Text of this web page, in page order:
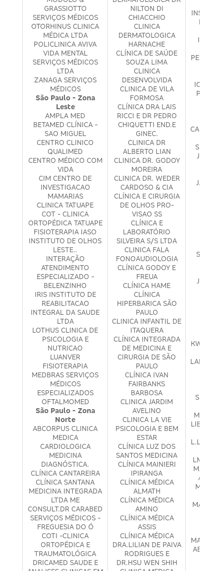
GRASSIOTTO
SERVIÇOS MÉDICOS
OTORHINUS CLINICA
MÉDICA LTDA
POLICLINICA AVIVA
VIDA MENTAL
SERVIÇOS MÉDICOS
LTDA
ZANAGA SERVIÇOS
MÉDICOS
São Paulo - Zona
Leste
AMPLA MED
BETAMED CLÍNICA -
SAO MIGUEL
CENTRO CLINICO
QUALIMED
CENTRO MÉDICO COM
VIDA
CIM CENTRO DE
INVESTIGACAO
MAMARIAS
CLINICA TATUAPE
COT - CLINICA
ORTOPÉDICA TATUAPE
FISIOTERAPIA IASO
INSTITUTO DE OLHOS
LESTE..
INTERAÇÃO
ATENDIMENTO
ESPECIALIZADO -
BELENZINHO
IRIS INSTITUTO DE
REABILITACAO
INTEGRAL DA SAUDE
LTDA
LOTHUS CLINICA DE
PSICOLOGIA E
NUTRICAO
LUANVER
FISIOTERAPIA
MEDBRAS SERVIÇOS
MÉDICOS
ESPECIALIZADOS
OFTALMOMED
São Paulo - Zona
Norte
ABCORPUS CLINICA
MEDICA
CARDIOLOGICA
MEDICINA
DIAGNÓSTICA.
CLÍNICA CANTAREIRA
CLÍNICA SANTANA
MEDICINA INTEGRADA
LTDA ME
CONSULT.DR CARABED
SERVIÇOS MÉDICOS -
FREGUESIA DO Ó
COTI -CLINICA
ORTOPÉDICA E
TRAUMATOLÓGICA
DRICAMED SAUDE E
NILTON DI
CHIACCHIO
CLINICA
DERMATOLOGICA
HARNACHE
CLÍNICA DE SAÚDE
SOUZA LIMA
CLINICA
DESENVOLVIDA
CLINICA DE VILA
FORMOSA
CLÍNICA DRA LAIS
RICCI E DR PEDRO
CHIQUETTI END.E
GINEC.
CLINICA DR
ALBERTO LIAN
CLINICA DR. GODOY
MOREIRA
CLINICA DR. WEDER
CARDOSO & CIA
CLÍNICA E CIRURGIA
DE OLHOS PRO-
VISAO SS
CLÍNICA E
LABORATÓRIO
SILVEIRA S/S LTDA
CLINICA FALA
FONOAUDIOLOGIA
CLÍNICA GODOY E
FREUA
CLÍNICA HAME
CLÍNICA
HIPERBARICA SÃO
PAULO
CLINICA INFANTIL DE
ITAQUERA
CLÍNICA INTEGRADA
DE MEDICINA E
CIRURGIA DE SÃO
PAULO
CLÍNICA IVAN
FAIRBANKS
BARBOSA
CLINICA JARDIM
AVELINO
CLINICA LA VIE
PSICOLOGIA E BEM
ESTAR
CLÍNICA LUZ DOS
SANTOS MEDICINA
CLÍNICA MAINIERI
IPIRANGA
CLÍNICA MÉDICA
ALMATH
CLÍNICA MÉDICA
AMINO
CLÍNICA MÉDICA
ASSIS
CLÍNICA MÉDICA
DRA.LILIAN DE PAIVA
RODRIGUES E
DR.HSU WEN SHIH
INST.
IOP
PENHA
JEDER
J.
J R P -
KWA
LABOR
LIBACOR
L.L
MARIA
ABREU